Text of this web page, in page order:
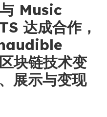
Music
达成合作，
块链技术变
展示与变现